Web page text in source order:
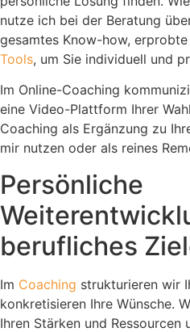
nutze ich bei der Beratung
gesamtes Know-how, erprobte
Tools, um Sie individuell und
Im Online-Coaching
eine Video-Plattform Ihrer
Coaching als Ergänzung zu
mir nutzen oder als reines
Persönliche
berufliches
Im Coaching strukturieren wir
konkretisieren Ihre Wünsche.
Ihren Stärken und